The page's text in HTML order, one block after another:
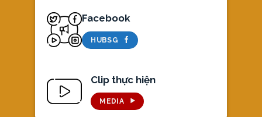
Facebook
HUBSG
Clip thực hiện
MEDIA